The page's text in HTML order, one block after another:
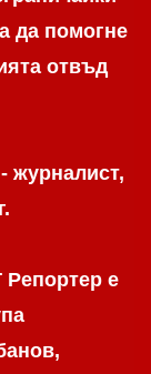
да помогне
отвъд
журналист,
Репортере